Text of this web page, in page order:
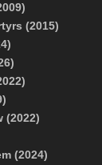
(2015)
(2022)
(2024)